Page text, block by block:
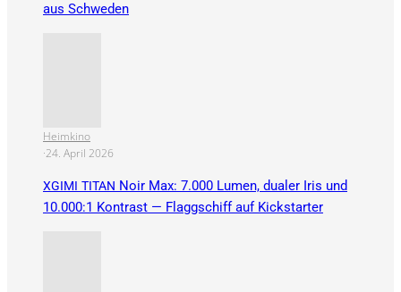
aus Schweden
Heimkino
·24. April 2026
XGIMI TITAN Noir Max: 7.000 Lumen, dualer Iris und
10.000:1 Kontrast — Flaggschiff auf Kickstarter